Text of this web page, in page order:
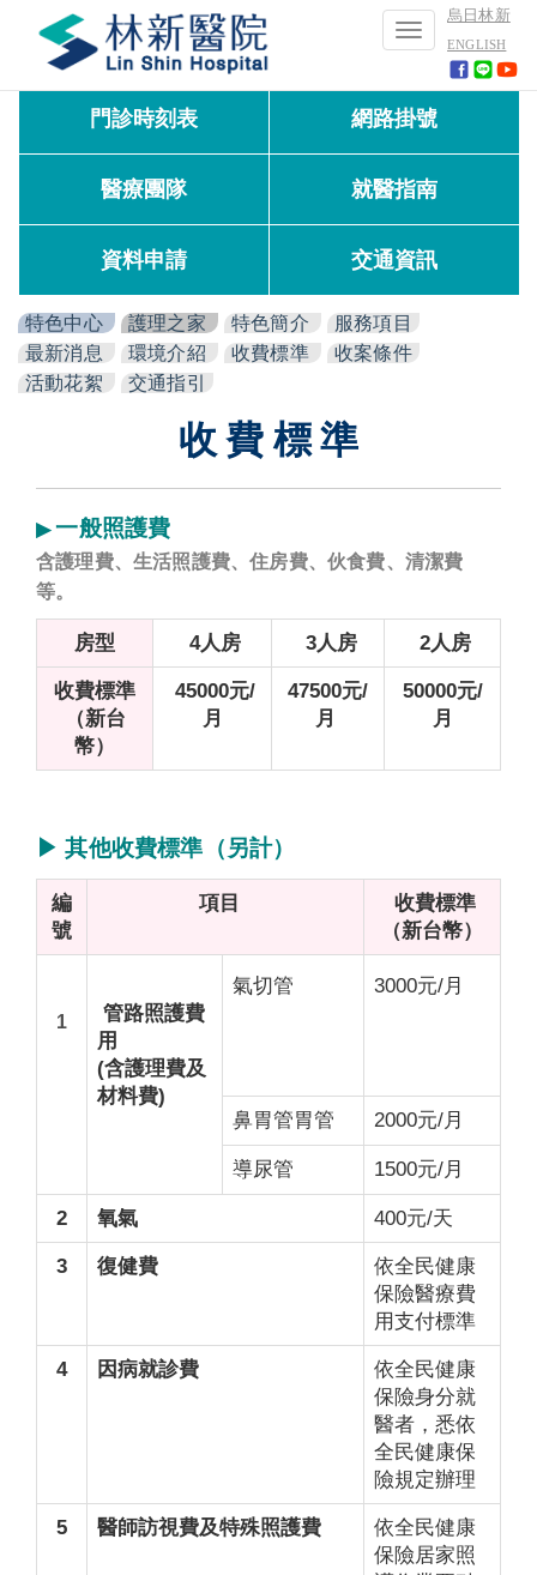
烏日林新
ENGLISH
Toggle
navigation
門診時刻表 網路掛號
醫療團隊 就醫指南
資料申請 交通資訊
特色中心 護理之家 特色簡介
服務項目
最新消息
環境介紹 收費標準
收案條件
活動花絮
交通指引
收 費 標 準
▶一般照護費
含護理費、生活照護費、住房費、伙食費、清潔費
等。
房型 4人房 3人房 2人房
收費標準
（新台
幣）
45000元/
月
47500元/
月
50000元/
月
▶ 其他收費標準（另計）
編
號
項目
收費標準
（新台幣）
1
管路照護費
用
(含護理費及
材料費)
氣切管 3000元/月
鼻胃管胃管 2000元/月
導尿管 1500元/月
2 氧氣 400元/天
3 復健費
依全民健康
保險醫療費
用支付標準
4 因病就診費
依全民健康
保險身分就
醫者，悉依
全民健康保
險規定辦理
5 醫師訪視費及特殊照護費
依全民健康
保險居家照